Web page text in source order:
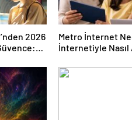
2026
Metro İnternet
İnternetiyle Nasıl